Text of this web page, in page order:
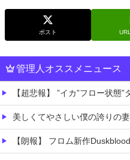
ポスト
管理人オススメニュース
【超悲報】 ”イカ”フロー状態”
美しくてやさしい僕の誇りの
【朗報】 フロム新作Duskbloods、